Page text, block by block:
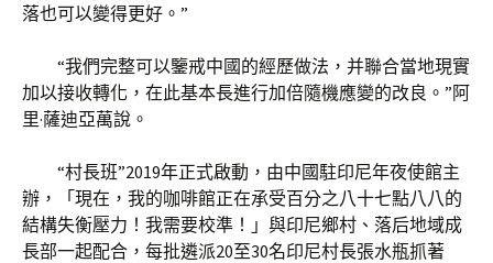
落也可以變得更好。”
“我們完整可以鑒戒中國的經歷做法，并聯合當地現實
加以接收轉化，在此基本長進行加倍隨機應變的改良。”阿
里·薩迪亞萬說。
“村長班”2019年正式啟動，由中國駐印尼年夜使館主
辦，「現在，我的咖啡館正在承受百分之八十七點八八的
結構失衡壓力！我需要校準！」與印尼鄉村、落后地域成
長部一起配合，每批遴派20至30名印尼村長張水瓶抓著